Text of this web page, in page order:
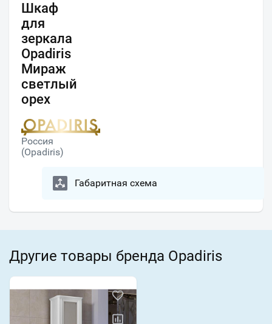
Шкаф
для
зеркала
Opadiris
Мираж
светлый
орех
Россия
(Opadiris)
Габаритная схема
Другие товары бренда Opadiris